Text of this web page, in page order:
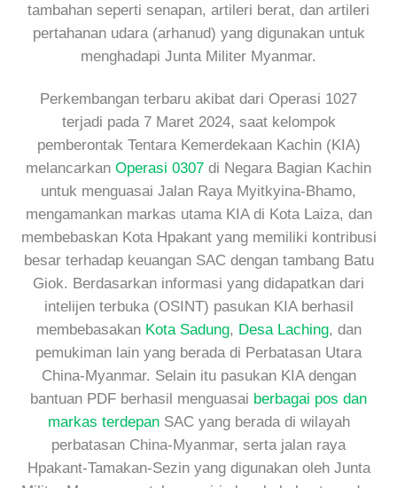
tambahan seperti senapan, artileri berat, dan artileri
pertahanan udara (arhanud) yang digunakan untuk
menghadapi Junta Militer Myanmar.
Perkembangan terbaru akibat dari Operasi 1027
terjadi pada 7 Maret 2024, saat kelompok
pemberontak Tentara Kemerdekaan Kachin (KIA)
melancarkan Operasi 0307 di Negara Bagian Kachin
untuk menguasai Jalan Raya Myitkyina-Bhamo,
mengamankan markas utama KIA di Kota Laiza, dan
membebaskan Kota Hpakant yang memiliki kontribusi
besar terhadap keuangan SAC dengan tambang Batu
Giok. Berdasarkan informasi yang didapatkan dari
intelijen terbuka (OSINT) pasukan KIA berhasil
membebasakan Kota Sadung, Desa Laching, dan
pemukiman lain yang berada di Perbatasan Utara
China-Myanmar. Selain itu pasukan KIA dengan
bantuan PDF berhasil menguasai berbagai pos dan
markas terdepanSAC yang berada di wilayah
perbatasan China-Myanmar, serta jalan raya
Hpakant-Tamakan-Sezin yang digunakan oleh Junta